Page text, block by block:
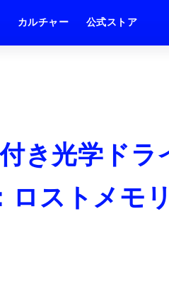
カルチャー 公式ストア
き光学ドラ
ロストメモ